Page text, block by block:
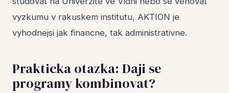
vyzkumu v rakuskem institutu, AKTION je
vyhodnejsi jak financne, tak administrativne.
Prakticka otazka: Daji se
programy kombinovat?